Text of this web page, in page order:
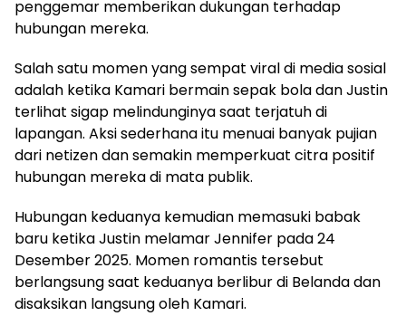
penggemar memberikan dukungan terhadap
hubungan mereka.
Salah satu momen yang sempat viral di media sosial
adalah ketika Kamari bermain sepak bola dan Justin
terlihat sigap melindunginya saat terjatuh di
lapangan. Aksi sederhana itu menuai banyak pujian
dari netizen dan semakin memperkuat citra positif
hubungan mereka di mata publik.
Hubungan keduanya kemudian memasuki babak
baru ketika Justin melamar Jennifer pada 24
Desember 2025. Momen romantis tersebut
berlangsung saat keduanya berlibur di Belanda dan
disaksikan langsung oleh Kamari.